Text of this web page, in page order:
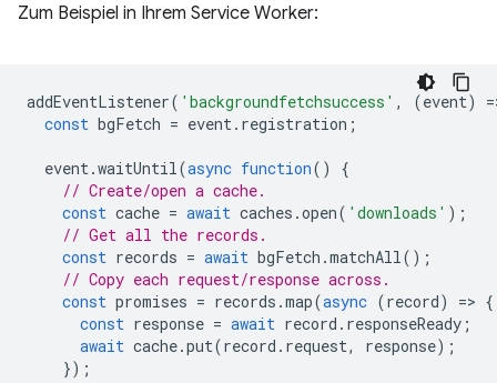
Zum Beispiel in Ihrem Service Worker:
addEventListener( 'backgroundfetchsuccess' , (event) =
const bgFetch = event. registration ;
event.waitUntil(async function()
{
// Create/open a cache.
const cache = await caches .open( 'downloads' );
// Get all the records.
const records = await bgFetch .matchAll();
// Copy each request/response across.
const promises = records .map(async (record) => {
const response = await record . responseReady ;
await cache.put(record . request, response);
});